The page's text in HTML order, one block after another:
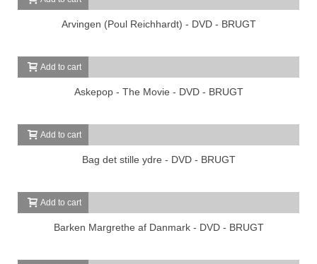
Arvingen (Poul Reichhardt) - DVD - BRUGT
Add to cart
Askepop - The Movie - DVD - BRUGT
Add to cart
Bag det stille ydre - DVD - BRUGT
Add to cart
Barken Margrethe af Danmark - DVD - BRUGT